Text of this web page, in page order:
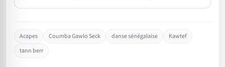
Acapes Coumba Gawlo Seck danse sénégalaise
Kawtef
tann berr